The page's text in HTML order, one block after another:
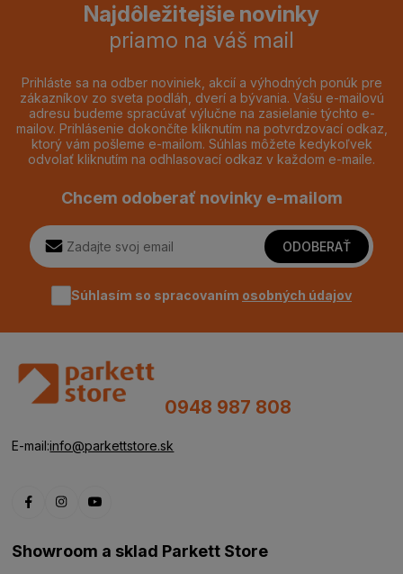
Najdôležitejšie novinky
priamo na váš mail
Prihláste sa na odber noviniek, akcií a výhodných ponúk pre
zákazníkov zo sveta podláh, dverí a bývania. Vašu e-mailovú
adresu budeme spracúvať výlučne na zasielanie týchto e-
mailov. Prihlásenie dokončíte kliknutím na potvrdzovací odkaz,
ktorý vám pošleme e-mailom. Súhlas môžete kedykoľvek
odvolať kliknutím na odhlasovací odkaz v každom e-maile.
Chcem odoberať novinky e-mailom
ODOBERAŤ
Súhlasím so spracovaním osobných údajov
0948 987 808
E-mail:info@parkettstore.sk
Showroom a sklad Parkett Store